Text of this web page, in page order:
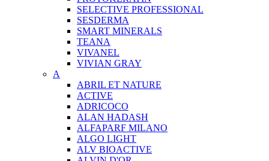
SELECTIVE PROFESSIONAL
SESDERMA
SMART MINERALS
TEANA
VIVANEL
VIVIAN GRAY
A
ABRIL ET NATURE
ACTIVE
ADRICOCO
ALAN HADASH
ALFAPARF MILANO
ALGO LIGHT
ALV BIOACTIVE